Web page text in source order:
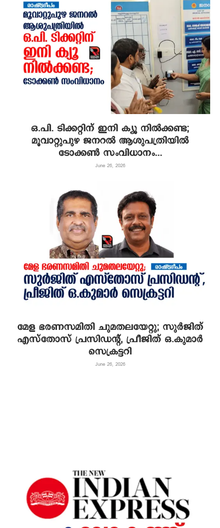
ഒ.പി. ടിക്കറ്റിന് ഇനി ക്യൂ നില്‍ക്കണ്ട;
മൂവാറ്റുപുഴ ജനറല്‍ ആശുപത്രിയില്‍
ടോക്കണ്‍ സംവിധാനം...
June 26, 2026
മേള ഭരണസമിതി ചുമതലയേറ്റു; സുര്‍ജിത്
എസ്‌തോസ് പ്രസിഡന്റ്, പ്രീജിത് ഒ.കുമാര്‍
സെക്രട്ടറി
June 26, 2026